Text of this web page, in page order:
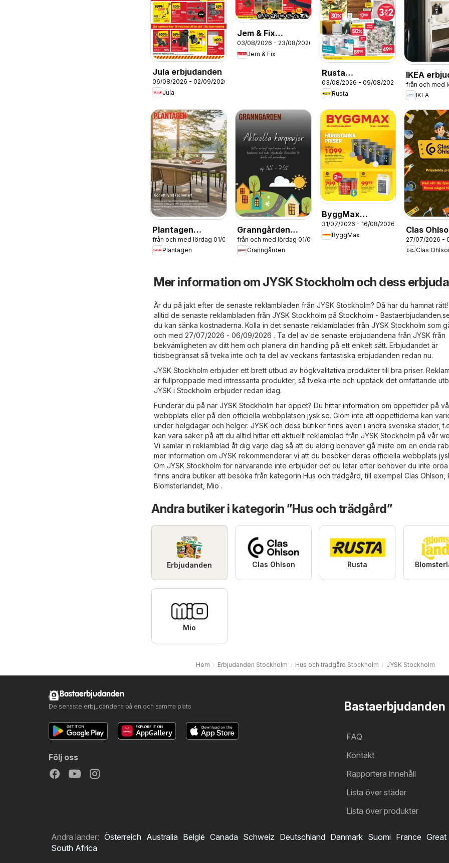
Jula erbjudanden
06/08/2026 - 02/09/2026
Jula
Jem & Fix
erbjudanden
03/08/2026 - 23/08/2026
Jem & Fix
Rusta
erbjudanden
03/08/2026 - 09/08/2026
Rusta
IKEA
från och med
IKEA
Plantagen
erbjudanden
från och med lördag 01/08/2026
Plantagen
Granngården
erbjudanden
från och med lördag 01/08/2026
Granngården
ByggMax
erbjudanden
31/07/2026 - 16/08/2026
ByggMax
Clas
27/07/2026 -
Clas
Mer information om JYSK Stockholm och dess
Är du på jakt efter de senaste reklambladen från JYSK Stockholm? Då har du hamnat
alltid de senaste reklambladen från JYSK Stockholm på Stockholm -
du kan sänka kostnaderna. Kolla in det senaste reklambladet från JYSK Stockholm som
och med 27/07/2026 - 06/09/2026 . Ta del av de senaste erbjudandena från JYSK från
bekvämligheten av ditt hem och planera din handling på ett enkelt sätt. Erbjudandet är
tidsbegränsat så tveka inte och ta del av veckans fantastiska erbjudanden redan nu.
JYSK Stockholm erbjuder ett brett utbud av högkvalitativa produkter till bra priser.
är fullproppade med intressanta produkter, så tveka inte och upptäck det omfattande
JYSK i Stockholm erbjuder redan idag.
Funderar du på när JYSK Stockholm har öppet? Du hittar information om öppettider på
webbplats eller på den officiella webbplatsen jysk.se. Glöm inte att öppettiderna kan
under helgdagar och helger. JYSK och dess butiker finns även i andra svenska städer,
kan vara säker på att du alltid hittar ett aktuellt reklamblad från JYSK Stockholm på vår
Vi samlar in reklamblad åt dig varje dag så att du aldrig behöver gå miste om en enda
mer information om JYSK rekommenderar vi att du besöker deras officiella webbplats
Om JYSK Stockholm för närvarande inte erbjuder det du letar efter behöver du inte
finns andra butiker att besöka från kategorin Hus och trädgård , till exempel Clas Ohlson
Blomsterlandet Mio .
Andra butiker i kategorin ”Hus och trädgård”
Erbjudanden Clas Ohlson Rusta
Mio
Hem Erbjudanden Stockholm Hus och trädgård Stockholm JYSK Stockholm
Bastaerbjudanden
FAQ
Kontakt
Rapportera innehåll
Lista över städer
Lista över produkter
Bastaerbjudanden
De senaste erbjudandena på en och samma plats
Följ oss
Andra länder: Österreich Australia België Canada Schweiz Deutschland Danmark Suomi France Great
South Africa